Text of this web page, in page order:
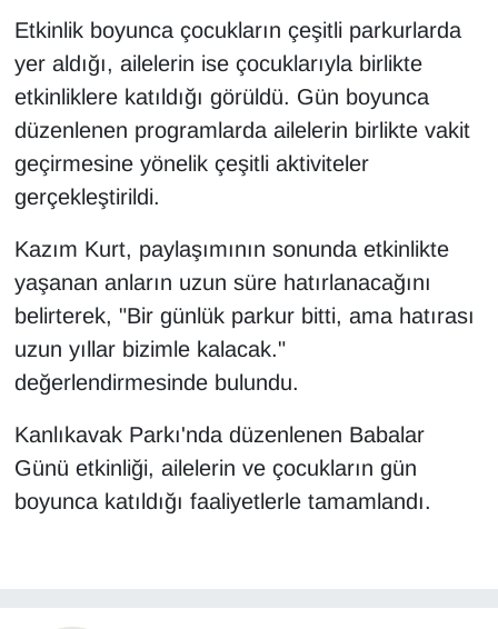
Etkinlik boyunca çocukların çeşitli parkurlarda
yer aldığı, ailelerin ise çocuklarıyla birlikte
etkinliklere katıldığı görüldü. Gün boyunca
düzenlenen programlarda ailelerin birlikte vakit
geçirmesine yönelik çeşitli aktiviteler
gerçekleştirildi.
Kazım Kurt, paylaşımının sonunda etkinlikte
yaşanan anların uzun süre hatırlanacağını
belirterek, "Bir günlük parkur bitti, ama hatırası
uzun yıllar bizimle kalacak."
değerlendirmesinde bulundu.
Kanlıkavak Parkı'nda düzenlenen Babalar
Günü etkinliği, ailelerin ve çocukların gün
boyunca katıldığı faaliyetlerle tamamlandı.